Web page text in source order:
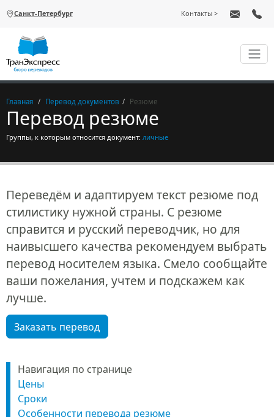
Санкт-Петербург Контакты
Главная Перевод документов Резюме
Перевод резюме
Группы, к которым относится документ: личные
Переведём и адаптируем текст резюме под
стилистику нужной страны. С резюме
справится и русский переводчик, но для
наивысшего качества рекомендуем выбрать
перевод носителем языка. Смело сообщайте
ваши пожелания, учтем и подскажем как
лучше.
Заказать перевод
Навигация по странице
Цены
Сроки
Особенности перевода резюме